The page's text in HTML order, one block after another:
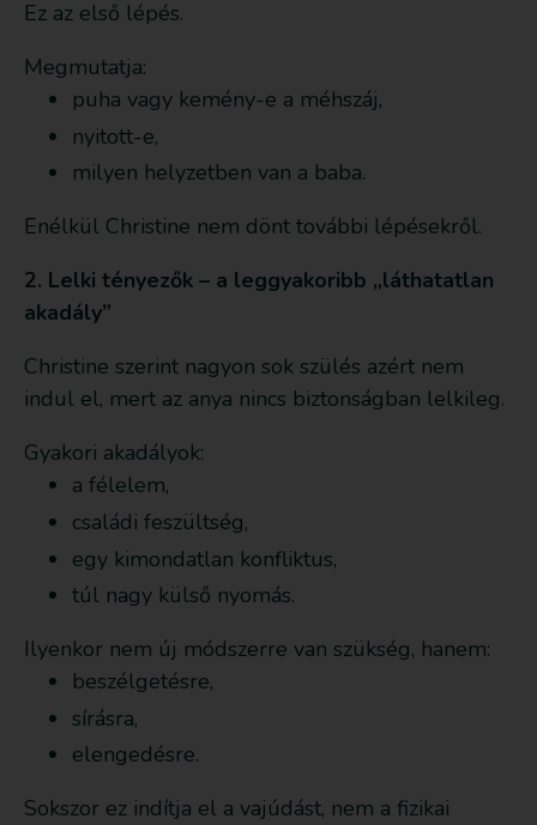
Ez az első lépés.
Megmutatja:
puha vagy kemény-e a méhszáj,
nyitott-e,
milyen helyzetben van a baba.
Enélkül Christine nem dönt további lépésekről.
2. Lelki tényezők – a leggyakoribb „láthatatlan
akadály”
Christine szerint nagyon sok szülés azért nem
indul el, mert az anya nincs biztonságban lelkileg.
Gyakori akadályok:
a félelem,
családi feszültség,
egy kimondatlan konfliktus,
túl nagy külső nyomás.
Ilyenkor nem új módszerre van szükség, hanem:
beszélgetésre,
sírásra,
elengedésre.
Sokszor ez indítja el a vajúdást, nem a fizikai